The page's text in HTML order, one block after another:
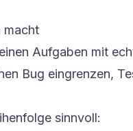
macht
Aufgaben mit
Bug eingrenzen,
sinnvoll: